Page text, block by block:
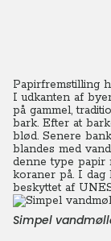
Papirfremstilling
I udkanten af
på gammel,
bark. Efter at
blød. Senere
blandes med
denne type papir
koraner på. I dag
beskyttet af
Simpel